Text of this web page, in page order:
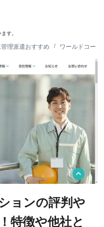
す。
理派遣おすすめ ワールドコー
ョンの評判や
特徴や他社と